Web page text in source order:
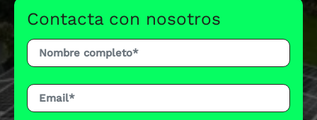
Contacta con nosotros